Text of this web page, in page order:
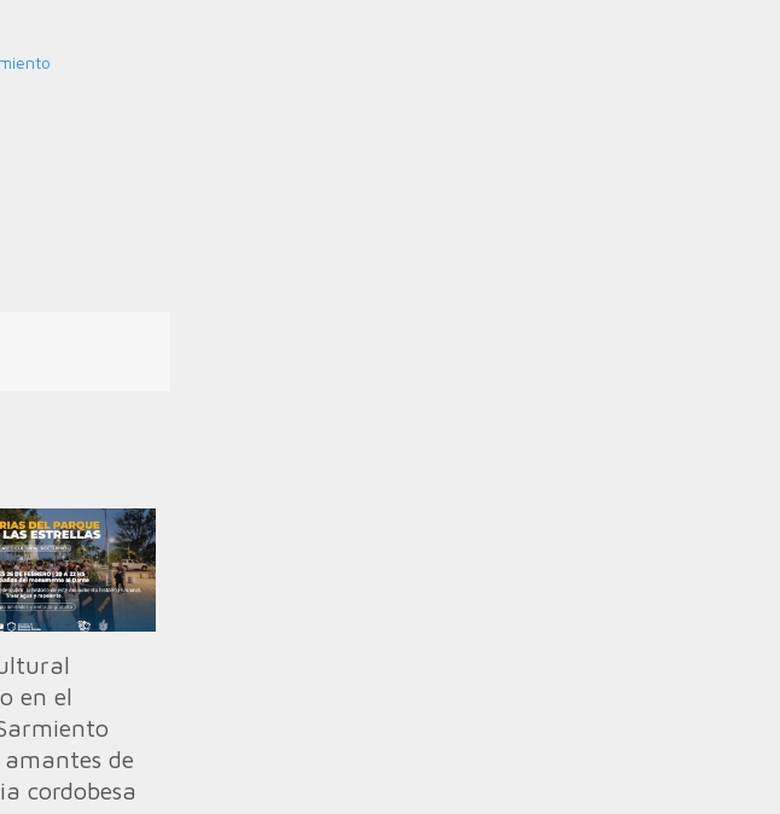
en el
de
cordobesa